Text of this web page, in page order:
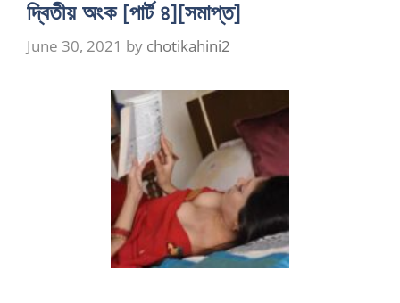
দ্বিতীয় অংক [পার্ট ৪][সমাপ্ত]
June 30, 2021 by chotikahini2